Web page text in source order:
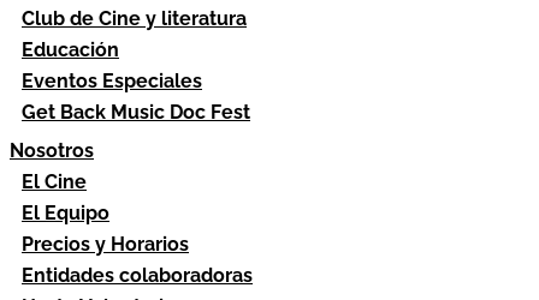
Club de Cine y literatura
Educación
Eventos Especiales
Get Back Music Doc Fest
Nosotros
El Cine
El Equipo
Precios y Horarios
Entidades colaboradoras